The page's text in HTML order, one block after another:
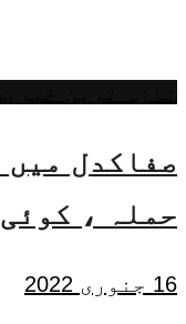
صفاکدل
حملہ ،
16 جنوری 2022